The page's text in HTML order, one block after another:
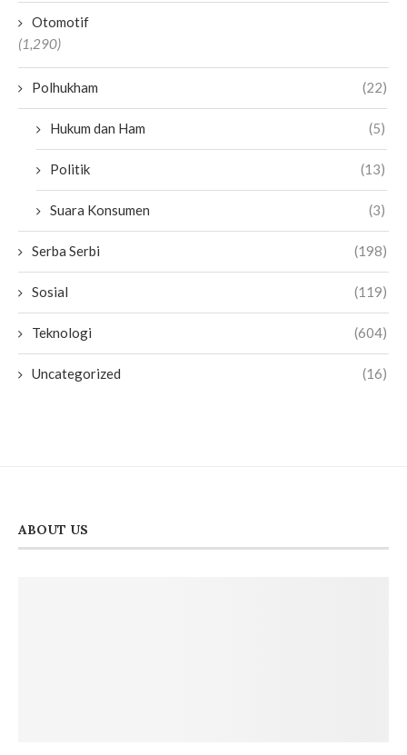
Otomotif
(1,290)
Polhukham (22)
Hukum dan Ham (5)
Politik (13)
Suara Konsumen (3)
Serba Serbi (198)
Sosial (119)
Teknologi (604)
Uncategorized (16)
ABOUT US